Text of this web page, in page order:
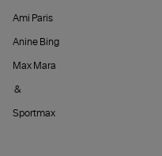
Ami Paris
Anine Bing
Max Mara
&
Sportmax